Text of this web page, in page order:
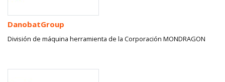
DanobatGroup
División de máquina herramienta de la Corporación MONDRAGON